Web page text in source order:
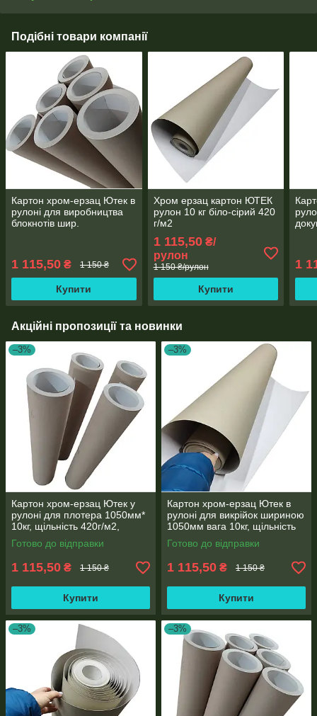
Подібні товари компанії
Картон хром-ерзац Ютек в
рулоні для виробництва
блокнотів шир.
1 115,50 ₴ 1 150 ₴
Купити
Хром ерзац картон ЮТЕК
рулон 10 кг біло-сірий 420
г/м2
1 115,50₴/
рулон
1 150 ₴/рулон
Купити
1
Акційні пропозиції та новинки
–3%
Картон хром-ерзац Ютек у
рулоні для плотера 1050мм*
10кг, щільність 420г/м2,
товщина картону 0,6 мм
Готово до відправки
1 115,50 ₴ 1 150 ₴
Купити
–3%
Картон хром-ерзац Ютек в
рулоні для викрійок шириною
1050мм вага 10кг, щільність
420г/м2, товщина картону 0,6
мм
Готово до відправки
1 115,50 ₴ 1 150 ₴
Купити
–3% –3%